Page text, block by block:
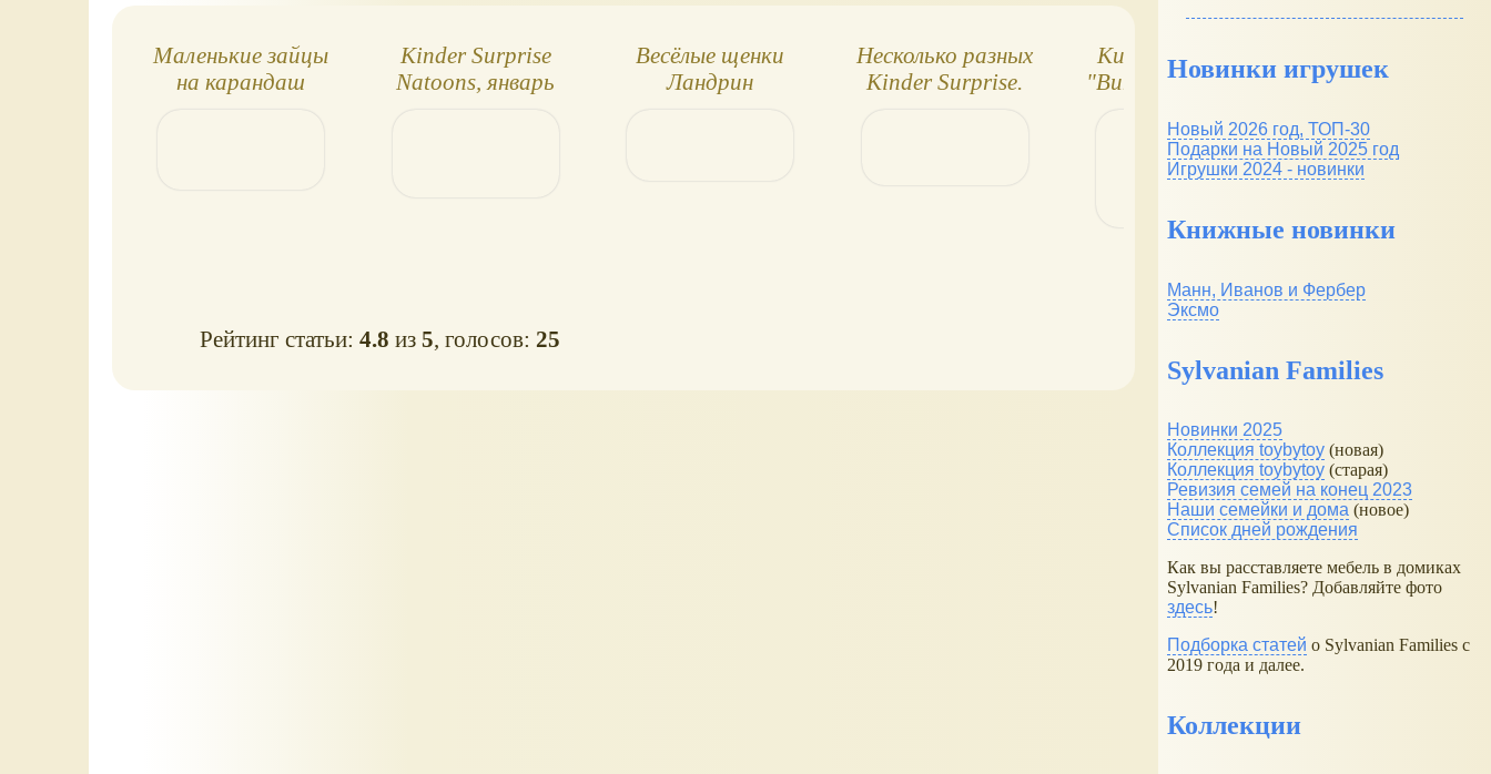
Маленькие зайцы
на карандаш
Kinder Surprise
Natoons, январь
Весёлые щенки
Ландрин
Несколько разных
Kinder Surprise.
Киндер-сюрприз
"Винкс Love&Pets"
принцессы
Рейтинг статьи:4.8 из5, голосов:25
Новинки игрушек
Новый 2026 год, ТОП-30
Подарки на Новый 2025 год
Игрушки 2024 - новинки
Книжные новинки
Манн, Иванов и Фербер
Эксмо
Sylvanian Families
Новинки 2025
Коллекция toybytoy (новая)
Коллекция toybytoy (старая)
Ревизия семей на конец 2023
Наши семейки и дома (новое)
Список дней рождения
Как вы расставляете мебель в домиках
Sylvanian Families? Добавляйте фото
здесь!
Подборка статей о Sylvanian Families с
2019 года и далее.
Коллекции